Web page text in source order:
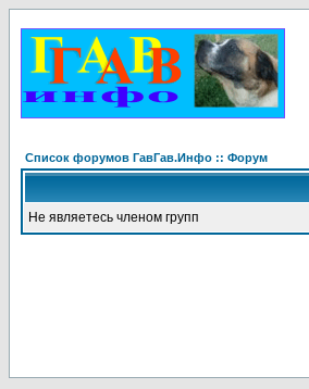
Список форумов ГавГав.Инфо :: Форум
Не являетесь членом групп